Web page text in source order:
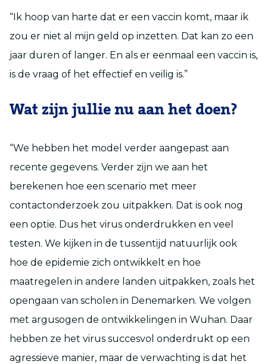
“Ik hoop van harte dat er een vaccin komt, maar ik
zou er niet al mijn geld op inzetten. Dat kan zo een
jaar duren of langer. En als er eenmaal een vaccin is,
is de vraag of het effectief en veilig is.”
Wat zijn jullie nu aan het doen?
“We hebben het model verder aangepast aan
recente gegevens. Verder zijn we aan het
berekenen hoe een scenario met meer
contactonderzoek zou uitpakken. Dat is ook nog
een optie. Dus het virus onderdrukken en veel
testen. We kijken in de tussentijd natuurlijk ook
hoe de epidemie zich ontwikkelt en hoe
maatregelen in andere landen uitpakken, zoals het
opengaan van scholen in Denemarken. We volgen
met argusogen de ontwikkelingen in Wuhan. Daar
hebben ze het virus succesvol onderdrukt op een
agressieve manier, maar de verwachting is dat het